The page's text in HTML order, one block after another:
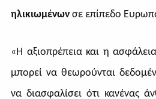
ηλικιωμένωνσε επίπεδο
«Η αξιοπρέπεια και η
μπορεί να θεωρούνται
να διασφαλίσει ότι κανένας